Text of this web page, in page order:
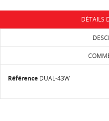
DÉTAILS
Référence DUAL-43W